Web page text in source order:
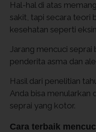
Hal-hal di atas
sakit, tapi secara teori
kesehatan seperti
Jarang mencuci
penderita asma dan
Hasil dari penelitian
Anda bisa menularkan
seprai yang kotor.
Cara terbaik